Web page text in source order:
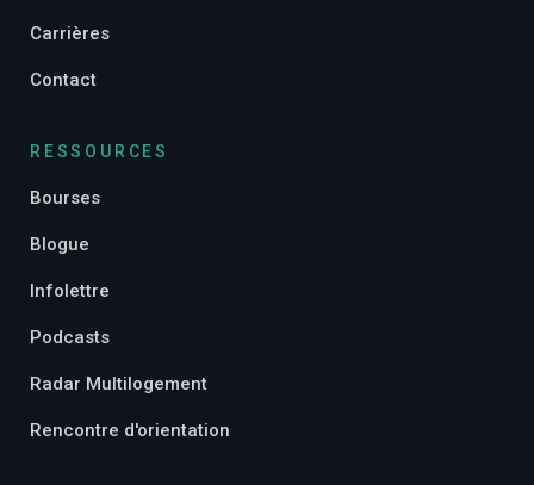
Carrières
Contact
RESSOURCES
Bourses
Blogue
Infolettre
Podcasts
Radar Multilogement
Rencontre d'orientation